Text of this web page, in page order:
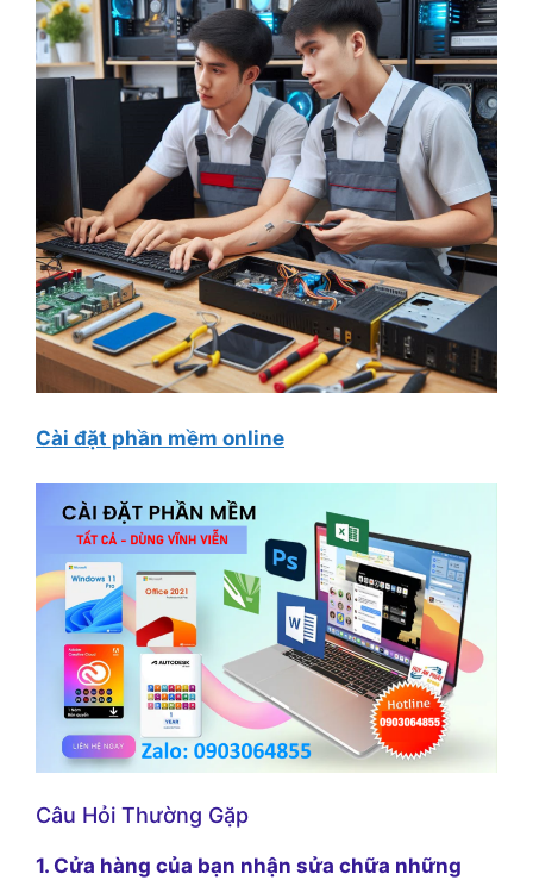
Cài đặt phần mềm online
Câu Hỏi Thường Gặp
1. Cửa hàng của bạn nhận sửa chữa những